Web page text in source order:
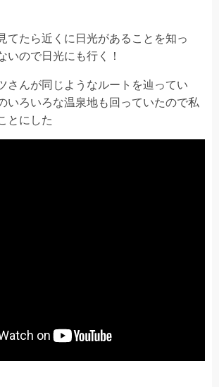
てたら近くに日光があることを知っ
いので日光にも行く！
さんが同じようなルートを辿ってい
いろいろな温泉地も回っていたので私
とにした